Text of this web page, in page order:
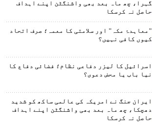
گہرا، چھ ماہ بعد بھی واشنگٹن اپنے اہداف
حاصل نہ کرسکا
"معاہدۂ مکہ" اور سلامتی کا معمہ؛ صرف اتحاد
کیوں کافی نہیں؟
اسرائیل کا لیزر دفاعی نظام؛ فضائی دفاع کا
نیا باب یا محض دعوی؟
ایران جنگ نے امریکہ کی عالمی ساکھ کو شدید
دھچکا، چھ ماہ بعد بھی واشنگٹن اپنے اہداف
حاصل نہ کرسکا